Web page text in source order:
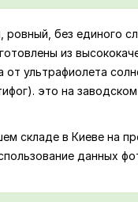
без единого
из
ультрафиолета
это на
складе в Киеве на
данных